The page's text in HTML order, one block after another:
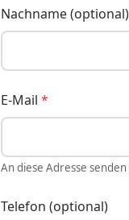
Nachname (optional)
E-Mail
An diese Adresse
Telefon (optional)